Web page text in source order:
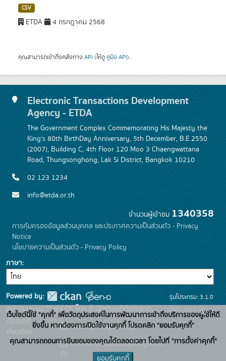
CSV
ETDA 4 กรกฎาคม 2568
คุณสามารถเข้าถึงคลังทาง API (ให้ดู คู่มือ API).
Electronic Transactions Development
Agency - ETDA
The Government Complex Commemorating His Majesty the
King's 80th BirthDay Anniversary, 5th December, B.E.2550
(2007), Building C, 4th Floor 120 Moo 3 Chaengwattana
Road, Thungsonghong, Lak Si District, Bangkok 10210
02 123 1234
info@etda.or.th
จำนวนผู้เข้าชม 1340358
การคุ้มครองข้อมูลส่วนบุคคล และประกาศความเป็นส่วนตัว - Privacy
Notice
นโยบายความเป็นส่วนตัว - Privacy Policy
ภาษา
Powered by:
สนับสนุนระบบ Thai-GDC โดย สำนักงานสถิติแห่งชาติ
เว็บไซต์ที่
เกี่ยวข้อง:
ระบบบัญชีข้อมูลภาครัฐ
บริการนามานุกรมบัญชีข้อมูลภาค
รุ่นโปรแกรม: 3.1.0
วันที่: 2026-06-
22
เว็บไซต์นี้ใช้ "คุกกี้" เพื่อวัตถุประสงค์ในการพัฒนาการเข้าถึงบริการของผู้ใช้ให้ดี
ยิ่งขึ้น หากต้องการเปิดใช้งานคุกกี้ โปรดคลิก "ยอมรับคุกกี้"
คุณสามารถถอนการยินยอมของคุณได้ตลอดเวลา โดยไปที่ "การตั้งค่าคุกกี้"
ยอมรับคุกกี้
x